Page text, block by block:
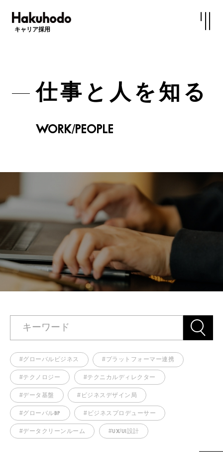
キャリア採用
仕事と人を知る
WORK/PEOPLE
キーワード
#グローバルビジネス #プラットフォーマー連携
#テクノロジー #テクニカルディレクター
#データ基盤 #ビジネスデザイン局
#グローバルBP #ビジネスプロデューサー
#データクリーンルーム #UX/UI設計